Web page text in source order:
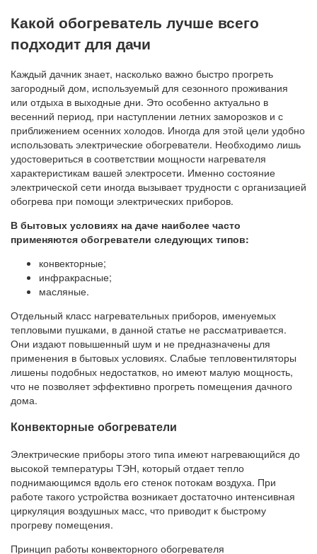
Какой обогреватель лучше всего
подходит для дачи
Каждый дачник знает, насколько важно быстро прогреть
загородный дом, используемый для сезонного проживания
или отдыха в выходные дни. Это особенно актуально в
весенний период, при наступлении летних заморозков и с
приближением осенних холодов. Иногда для этой цели удобно
использовать электрические обогреватели. Необходимо лишь
удостовериться в соответствии мощности нагревателя
характеристикам вашей электросети. Именно состояние
электрической сети иногда вызывает трудности с организацией
обогрева при помощи электрических приборов.
В бытовых условиях на даче наиболее часто
применяются обогреватели следующих типов:
конвекторные;
инфракрасные;
масляные.
Отдельный класс нагревательных приборов, именуемых
тепловыми пушками, в данной статье не рассматривается.
Они издают повышенный шум и не предназначены для
применения в бытовых условиях. Слабые тепловентиляторы
лишены подобных недостатков, но имеют малую мощность,
что не позволяет эффективно прогреть помещения дачного
дома.
Конвекторные обогреватели
Электрические приборы этого типа имеют нагревающийся до
высокой температуры ТЭН, который отдает тепло
поднимающимся вдоль его стенок потокам воздуха. При
работе такого устройства возникает достаточно интенсивная
циркуляция воздушных масс, что приводит к быстрому
прогреву помещения.
Принцип работы конвекторного обогревателя